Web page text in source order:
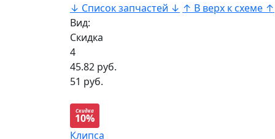
↓ Список запчастей ↓ ↑ В верх к схеме ↑
Вид:
Скидка
4
45.82 руб.
51 руб.
Скидка
10%
Клипса